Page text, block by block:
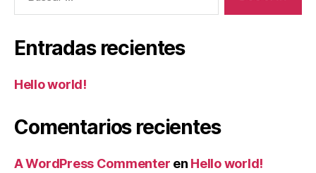
Entradas recientes
Hello world!
Comentarios recientes
A WordPress Commenter en Hello world!